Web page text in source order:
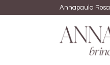
Annapaula Rosa